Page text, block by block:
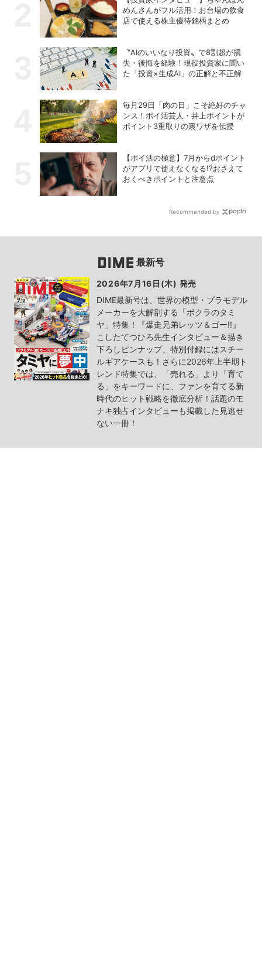
めんさんがフル活用！お台場の飲食
店で使える株主優待銘柄まとめ
〝AIのいいなり投資〟で8割超が損
失・後悔を経験！現役投資家に聞い
た「投資×生成AI」の正解と不正解
毎月29日「肉の日」こそ絶好のチャ
ンス！ポイ活芸人・井上ポイントが
ポイント3重取りの裏ワザを伝授
【ポイ活の極意】7月からdポイント
がアプリで使えなくなる!?おさえて
おくべきポイントと注意点
Recommended by
最新号
2026年7月16日(木) 発売
DIME最新号は、世界の模型・プラモデル
メーカーを大解剖する「ボクラのタミ
ヤ」特集！『爆走兄弟レッツ＆ゴー!!』
こしたてつひろ先生インタビュー＆描き
下ろしピンナップ、特別付録にはスチー
ルギアケースも！さらに2026年上半期ト
レンド特集では、「売れる」より「育て
る」をキーワードに、ファンを育てる新
時代のヒット戦略を徹底分析！話題のモ
ナキ独占インタビューも掲載した見逃せ
ない一冊！